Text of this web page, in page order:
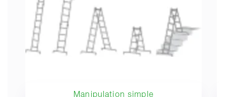
Manipulation simple